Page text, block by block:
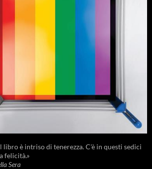
libro è intriso di tenerezza. C'è in questi sedici
felicità.»
Sera